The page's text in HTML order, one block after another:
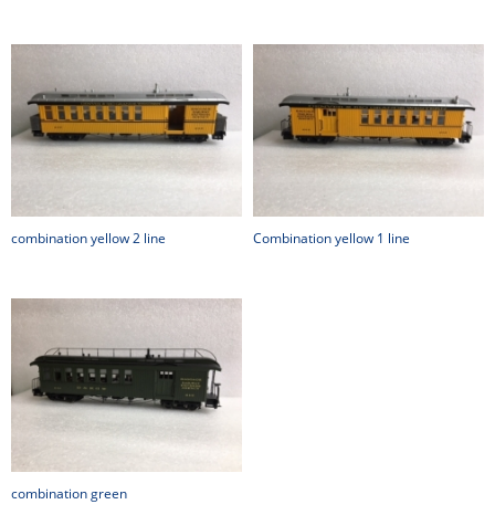
combination yellow 2 line Combination yellow 1 line
combination green